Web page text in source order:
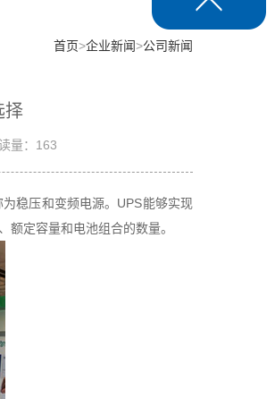
首页>企业新闻>公司新闻
择
量：163
稳压和变频电源。UPS能够实现
定容量和电池组合的数量。